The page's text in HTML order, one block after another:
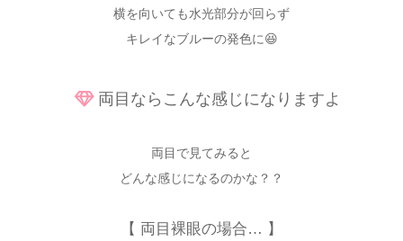
横を向いても水光部分が回らず
キレイなブルーの発色に😆
両目ならこんな感じになりますよ
両目で見てみると
どんな感じになるのかな？？
【 両目裸眼の場合… 】